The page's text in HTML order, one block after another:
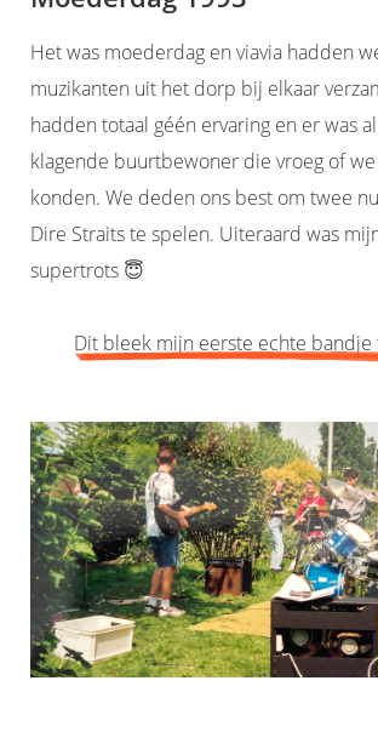
Het was moederdag en viavia hadden
muzikanten uit het dorp bij elkaar
hadden totaal géén ervaring en er was
klagende buurtbewoner die vroeg of
konden. We deden ons best om twee
Dire Straits te spelen. Uiteraard was
supertrots 😇
Dit bleek mijn eerste echte